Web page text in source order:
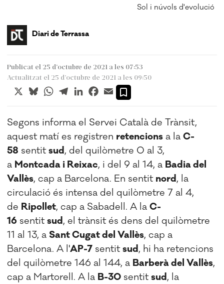
Sol i núvols d'evolució
Diari de Terrassa
Publicat el 25 d’octubre de 2021 a les 07:53
Actualitzat el 25 d’octubre de 2021 a les 09:50
X BlueskyWhatsApp
TelegramLinkedInFacebook
Email
Segons informa el Servei Català de Trànsit,
aquest matí es registren retencions a laC-
58 sentitsud, del quilòmetre 0 al 3,
a Montcada i Reixac, i del 9 al 14, a Badia del
Vallès, cap a Barcelona. En sentit nord, la
circulació és intensa del quilòmetre 7 al 4,
de Ripollet, cap a Sabadell. A laC-
16 sentitsud, el trànsit és dens del quilòmetre
11 al 13, aSant Cugat del Vallès, cap a
Barcelona. A l'AP-7 sentitsud, hi ha retencions
del quilòmetre 146 al 144, a Barberà del Vallès,
cap a Martorell. A la B-30 sentitsud, la